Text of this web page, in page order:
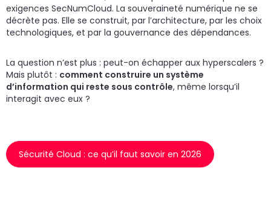
exigences SecNumCloud. La souveraineté numérique ne se
décrète pas. Elle se construit, par l’architecture, par les choix
technologiques, et par la gouvernance des dépendances.
La question n’est plus : peut-on échapper aux hyperscalers ?
Mais plutôt : comment construire un système
d’information qui reste sous contrôle, même lorsqu’il
interagit avec eux ?
Sécurité Cloud : ce qu’il faut savoir en 2026